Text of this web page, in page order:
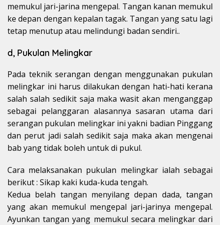
memukul jari-jarina mengepal. Tangan kanan memukul
ke depan dengan kepalan tagak. Tangan yang satu lagi
tetap menutup atau melindungi badan sendiri..
d, Pukulan Melingkar
Pada teknik serangan dengan menggunakan pukulan
melingkar ini harus dilakukan dengan hati-hati kerana
salah salah sedikit saja maka wasit akan menganggap
sebagai pelanggaran alasannya sasaran utama dari
serangan pukulan melingkar ini yakni badian Pinggang
dan perut jadi salah sedikit saja maka akan mengenai
bab yang tidak boleh untuk di pukul.
Cara melaksanakan pukulan melingkar ialah sebagai
berikut : Sikap kaki kuda-kuda tengah.
Kedua belah tangan menyilang depan dada, tangan
yang akan memukul mengepal jari-jarinya mengepal.
Ayunkan tangan yang memukul secara melingkar dari